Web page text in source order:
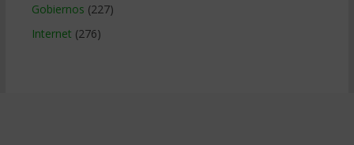
Gobiernos (227)
Internet (276)